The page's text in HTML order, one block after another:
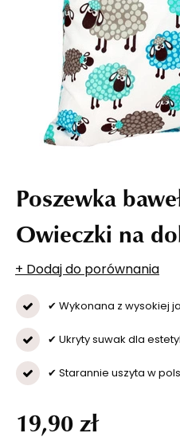
Poszewka
Owieczki na
+ Dodaj do porównania
✔ Wykonana z wysokiej
✔ Ukryty suwak dla
✔ Starannie uszyta w
19,90 zł